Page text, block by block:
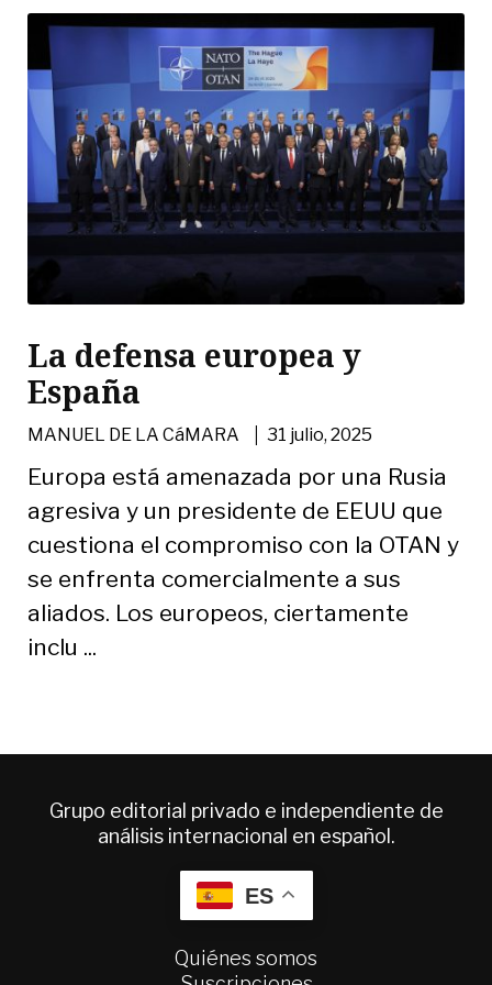
La defensa europea y
España
MANUEL DE LA CáMARA |31 julio, 2025
Europa está amenazada por una Rusia
agresiva y un presidente de EEUU que
cuestiona el compromiso con la OTAN y
se enfrenta comercialmente a sus
aliados. Los europeos, ciertamente
inclu ...
Grupo editorial privado e independiente de
análisis internacional en español.
ES
Quiénes somos